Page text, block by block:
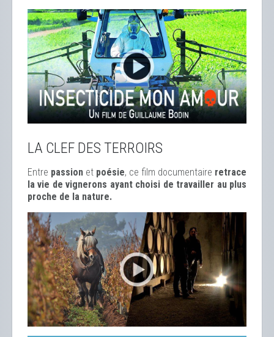
LA CLEF DES TERROIRS
Entre passion et poésie, ce film documentaire retrace
la vie de vignerons ayant choisi de travailler au plus
proche de la nature.